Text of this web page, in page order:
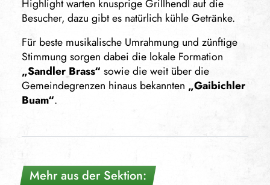
Highlight warten knusprige Grillhendl auf die
Besucher, dazu gibt es natürlich kühle Getränke.
Für beste musikalische Umrahmung und zünftige
Stimmung sorgen dabei die lokale Formation
„Sandler Brass“ sowie die weit über die
Gemeindegrenzen hinaus bekannten „Gaibichler
Buam“.
Mehr aus der Sektion: